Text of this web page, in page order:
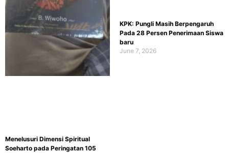
Menelusuri Dimensi Spiritual
Soeharto pada Peringatan 105
KPK: Pungli Masih Berpengaruh
Pada 28 Persen Penerimaan Siswa
baru
June 7, 2026